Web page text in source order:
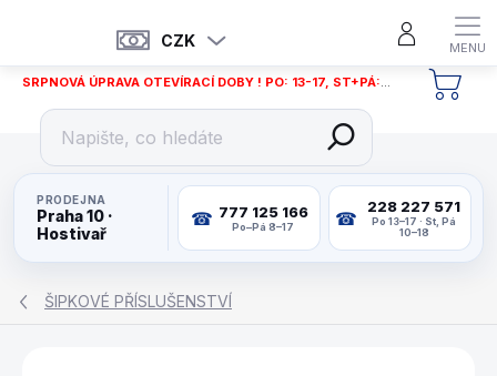
CZK
SRPNOVÁ ÚPRAVA OTEVÍRACÍ DOBY ! PO: 13-17, ST+PÁ: 12-18
PRODEJNA
Praha 10 ·
Hostivař
777 125 166
Po–Pá 8–17
228 227 571
Po 13–17 · St, Pá
10–18
ŠIPKOVÉ PŘÍSLUŠENSTVÍ